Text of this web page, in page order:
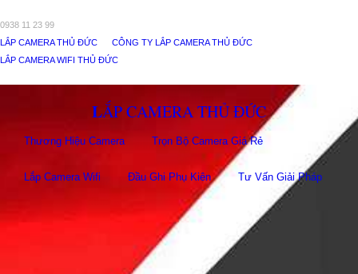
0938 11 23 99
LẮP CAMERA THỦ ĐỨC
CÔNG TY LẮP CAMERA THỦ ĐỨC
LẮP CAMERA WIFI THỦ ĐỨC
LẮP CAMERA THỦ ĐỨC
Thương Hiệu Camera Trọn Bộ Camera Giá Rẻ
Lắp Camera Wifi Đầu Ghi Phụ Kiên Tư Vấn Giải Pháp